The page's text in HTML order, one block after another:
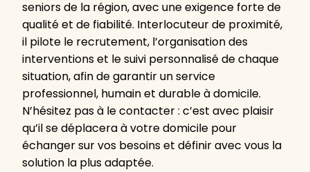
seniors de la région, avec une exigence forte de
qualité et de fiabilité. Interlocuteur de proximité,
il pilote le recrutement, l’organisation des
interventions et le suivi personnalisé de chaque
situation, afin de garantir un service
professionnel, humain et durable à domicile.
N’hésitez pas à le contacter : c’est avec plaisir
qu’il se déplacera à votre domicile pour
échanger sur vos besoins et définir avec vous la
solution la plus adaptée.